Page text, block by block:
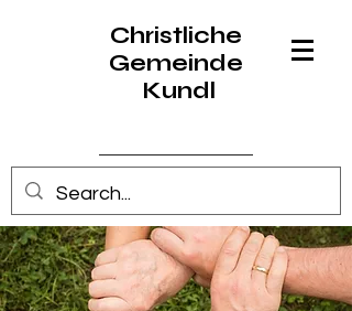
Christliche
Gemeinde
Kundl
Anmelden